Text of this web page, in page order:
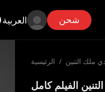
العربية شحن
الرئيسية / ملك التنين